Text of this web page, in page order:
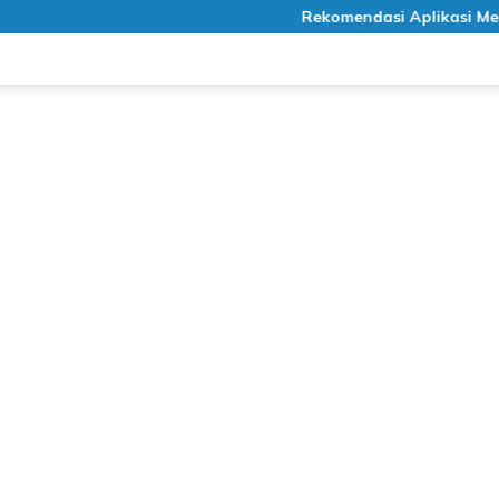
Rekomendasi Aplikasi Meditasi Gratis